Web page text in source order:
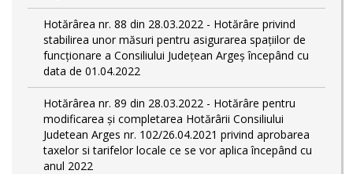
Hotărârea nr. 88 din 28.03.2022 - Hotărâre privind
stabilirea unor măsuri pentru asigurarea spațiilor de
funcționare a Consiliului Județean Argeș începând cu
data de 01.04.2022
Hotărârea nr. 89 din 28.03.2022 - Hotărâre pentru
modificarea și completarea Hotărârii Consiliului
Judetean Arges nr. 102/26.04.2021 privind aprobarea
taxelor si tarifelor locale ce se vor aplica începând cu
anul 2022